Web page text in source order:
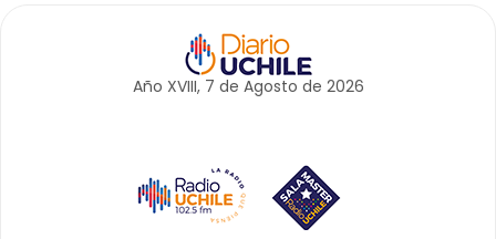
Año XVIII, 7 de Agosto de 2026